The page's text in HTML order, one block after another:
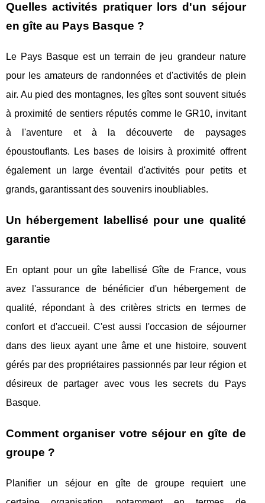
Quelles activités pratiquer lors d'un séjour
en gîte au Pays Basque ?
Le Pays Basque est un terrain de jeu grandeur nature
pour les amateurs de randonnées et d'activités de plein
air. Au pied des montagnes, les gîtes sont souvent situés
à proximité de sentiers réputés comme le GR10, invitant
à l'aventure et à la découverte de paysages
époustouflants. Les bases de loisirs à proximité offrent
également un large éventail d'activités pour petits et
grands, garantissant des souvenirs inoubliables.
Un hébergement labellisé pour une qualité
garantie
En optant pour un gîte labellisé Gîte de France, vous
avez l'assurance de bénéficier d'un hébergement de
qualité, répondant à des critères stricts en termes de
confort et d'accueil. C'est aussi l'occasion de séjourner
dans des lieux ayant une âme et une histoire, souvent
gérés par des propriétaires passionnés par leur région et
désireux de partager avec vous les secrets du Pays
Basque.
Comment organiser votre séjour en gîte de
groupe ?
Planifier un séjour en gîte de groupe requiert une